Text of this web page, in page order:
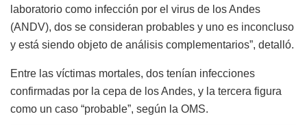
laboratorio como infección por el virus de los Andes
(ANDV), dos se consideran probables y uno es inconcluso
y está siendo objeto de análisis complementarios”, detalló.
Entre las víctimas mortales, dos tenían infecciones
confirmadas por la cepa de los Andes, y la tercera figura
como un caso “probable”, según la OMS.